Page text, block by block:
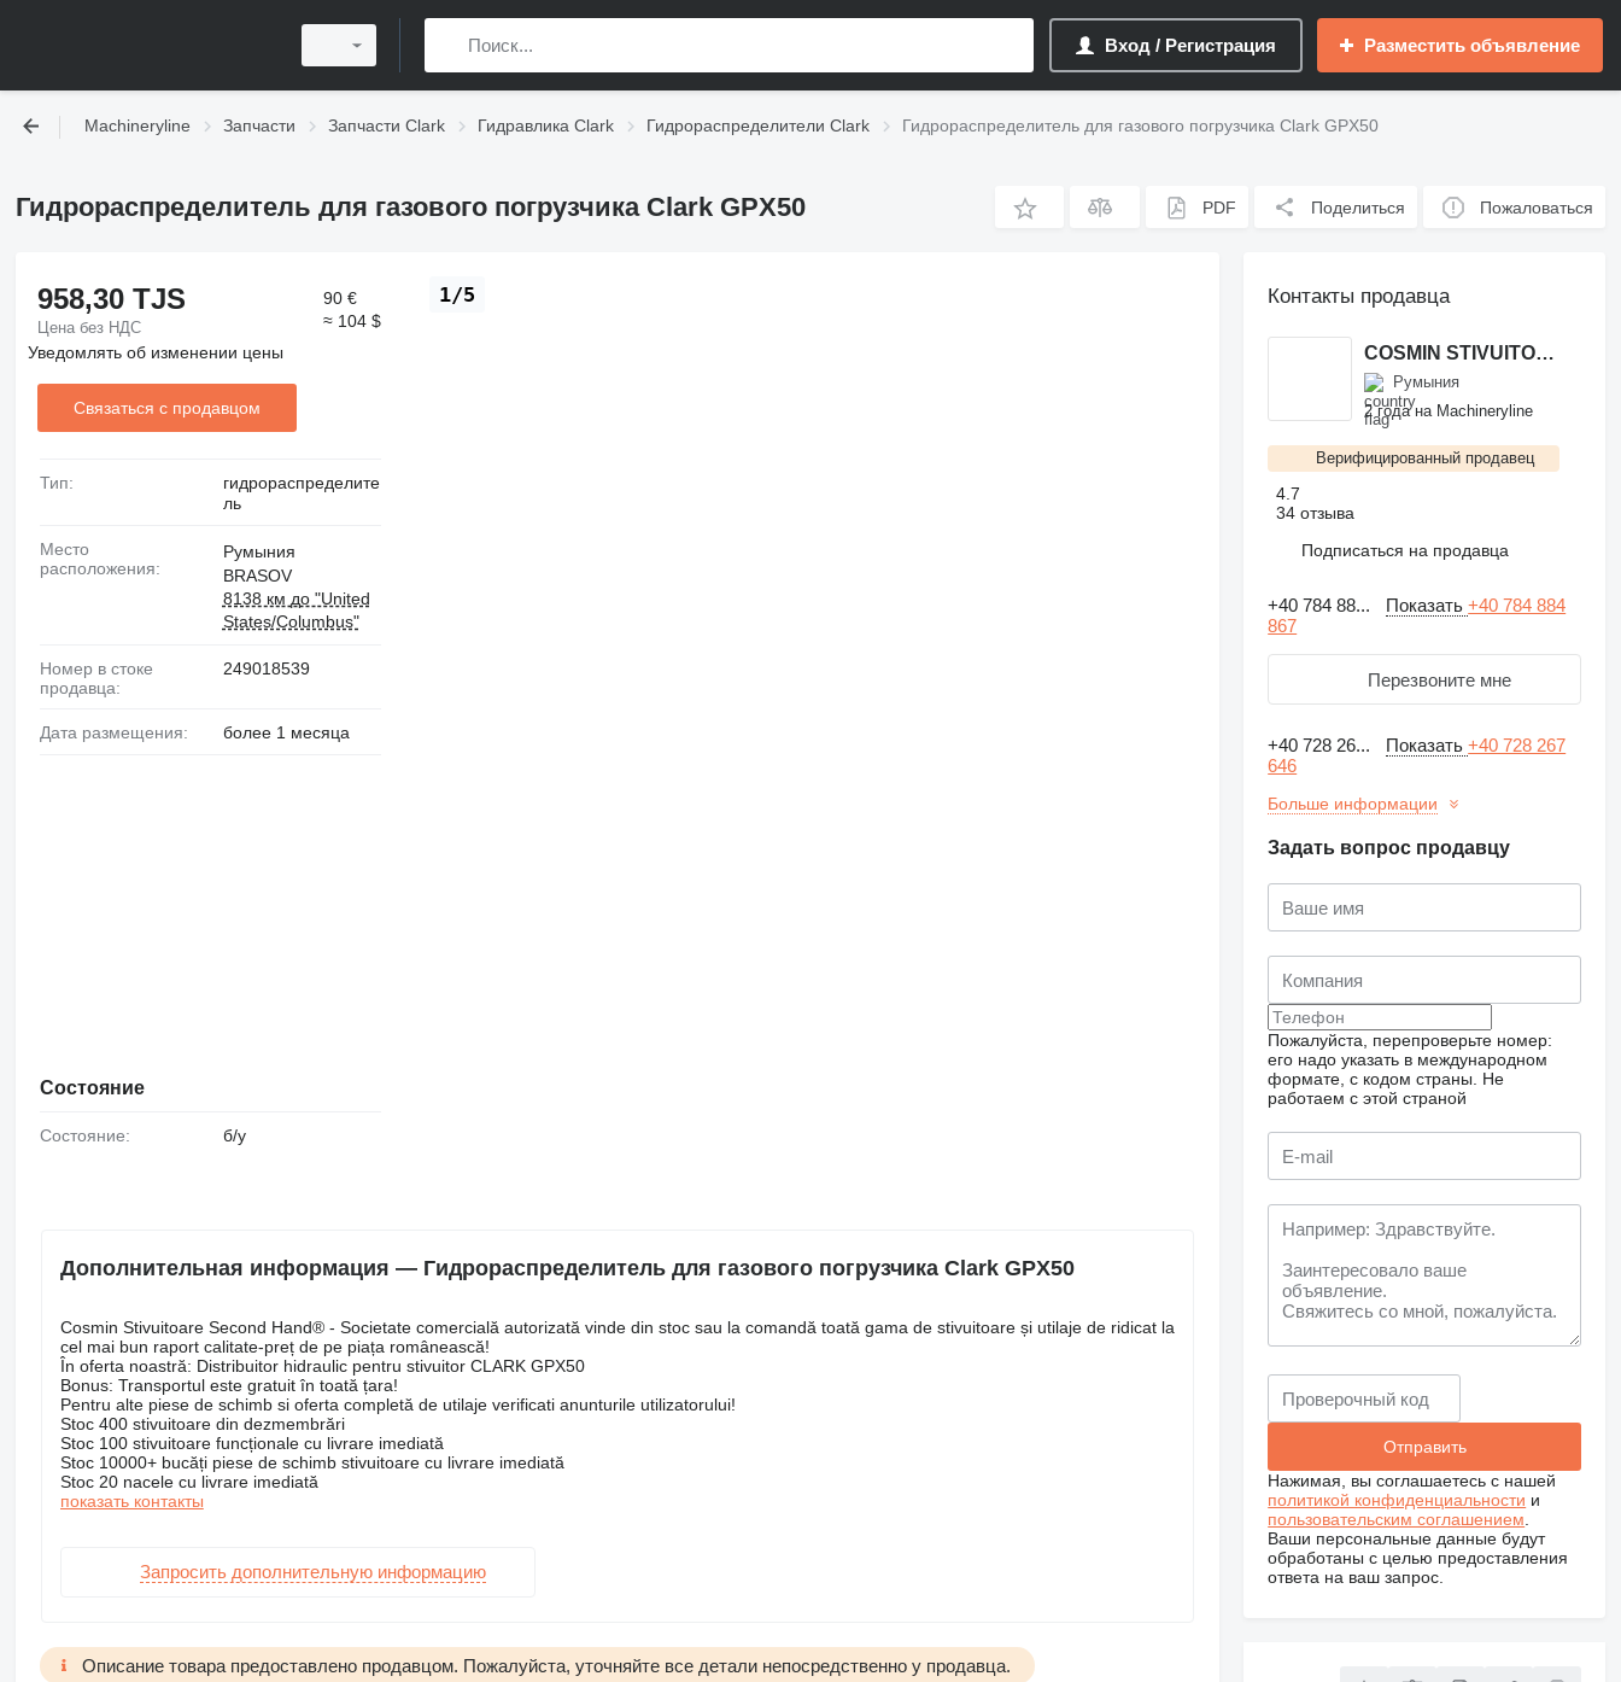
Вход / Регистрация Разместить объявление
Machineryline Запчасти Запчасти Clark Гидравлика Clark Гидрораспределители Clark Гидрораспределитель для газового погрузчика Clark GPX50
Гидрораспределитель для газового погрузчика Clark GPX50 PDF Поделиться Пожаловаться
дополнительные
1/5
958,30 TJS
Цена без НДС
90 €
≈ 104 $
Уведомлять об изменении цены
Связаться с продавцом
Тип:
гидрораспределите
ль
Место
расположения:
Румыния
BRASOV
8138 км до "United
States/Columbus"
Номер в стоке
продавца:
249018539
Дата размещения: более 1 месяца
Состояние
Состояние: б/у
Дополнительная информация — Гидрораспределитель для газового погрузчика Clark GPX50
Cosmin Stivuitoare Second Hand® - Societate comercială autorizată vinde din stoc sau la comandă toată gama de stivuitoare și utilaje de ridicat la
cel mai bun raport calitate-preț de pe piața românească!
În oferta noastră: Distribuitor hidraulic pentru stivuitor CLARK GPX50
Bonus: Transportul este gratuit în toată țara!
Pentru alte piese de schimb si oferta completă de utilaje verificati anunturile utilizatorului!
Stoc 400 stivuitoare din dezmembrări
Stoc 100 stivuitoare funcționale cu livrare imediată
Stoc 10000+ bucăți piese de schimb stivuitoare cu livrare imediată
Stoc 20 nacele cu livrare imediată
показать контакты
Запросить дополнительную информацию
Описание товара предоставлено продавцом. Пожалуйста, уточняйте все детали непосредственно у продавца.
Контакты продавца
COSMIN STIVUITOARE
Румыния
2 года на Machineryline
Верифицированный продавец
4.7
34 отзыва
Подписаться на продавца
+40 784 88... Показать+40 784 884
867
Перезвоните мне
+40 728 26... Показать+40 728 267
646
Больше информации
Задать вопрос продавцу
Пожалуйста, перепроверьте номер:
его надо указать в международном
формате, с кодом страны.
Не
работаем с этой страной
Нажимая, вы соглашаетесь с нашей
политикой конфиденциальности и
пользовательским соглашением
Ваши персональные данные будут
обработаны с целью предоставления
ответа на ваш запрос.